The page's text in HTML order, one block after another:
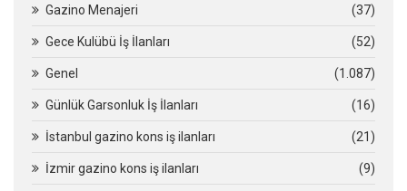
Gazino Menajeri (37)
Gece Kulübü İş İlanları (52)
Genel (1.087)
Günlük Garsonluk İş İlanları (16)
İstanbul gazino kons iş ilanları (21)
İzmir gazino kons iş ilanları (9)